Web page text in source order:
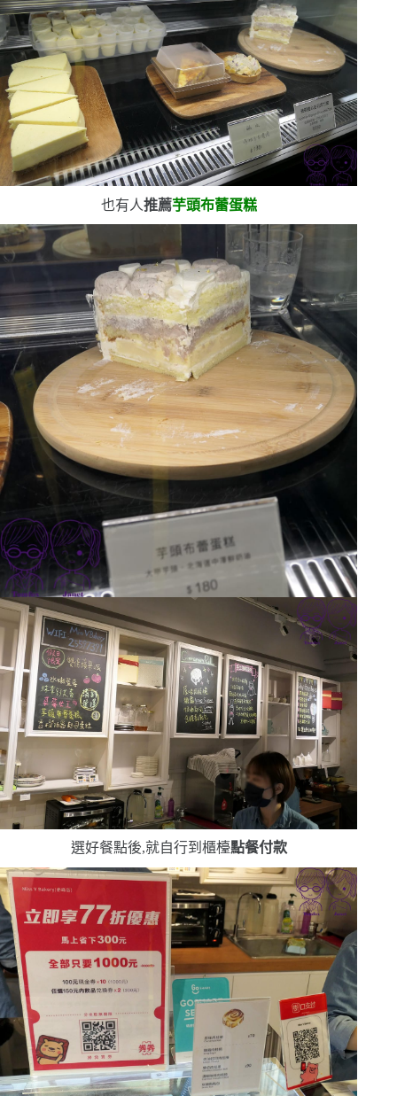
也有人推薦芋頭布蕾蛋糕
選好餐點後,就自行到櫃檯點餐付款